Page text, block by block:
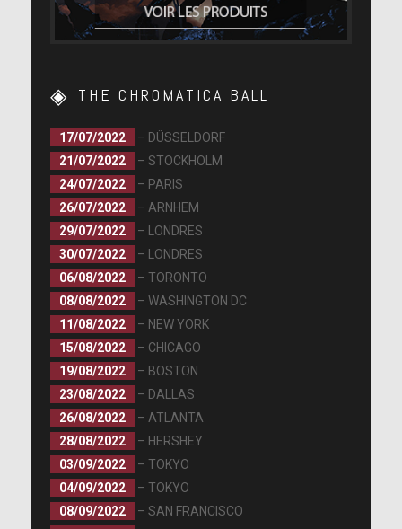
THE CHROMATICA BALL
17/07/2022
– DÜSSELDORF
21/07/2022
– STOCKHOLM
24/07/2022
– PARIS
26/07/2022
– ARNHEM
29/07/2022
– LONDRES
30/07/2022
– LONDRES
06/08/2022
– TORONTO
08/08/2022
– WASHINGTON DC
11/08/2022
– NEW YORK
15/08/2022
– CHICAGO
19/08/2022
– BOSTON
23/08/2022
– DALLAS
26/08/2022
– ATLANTA
28/08/2022
– HERSHEY
03/09/2022
– TOKYO
04/09/2022
– TOKYO
08/09/2022
– SAN FRANCISCO